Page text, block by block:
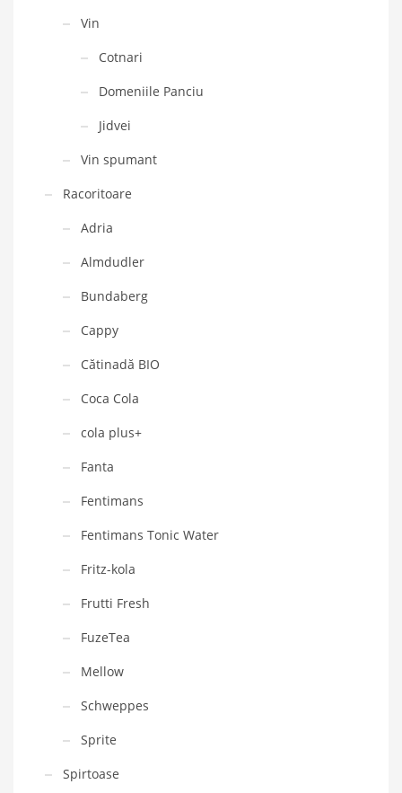
Vin
Cotnari
Domeniile Panciu
Jidvei
Vin spumant
Racoritoare
Adria
Almdudler
Bundaberg
Cappy
Cătinadă BIO
Coca Cola
cola plus+
Fanta
Fentimans
Fentimans Tonic Water
Fritz-kola
Frutti Fresh
FuzeTea
Mellow
Schweppes
Sprite
Spirtoase